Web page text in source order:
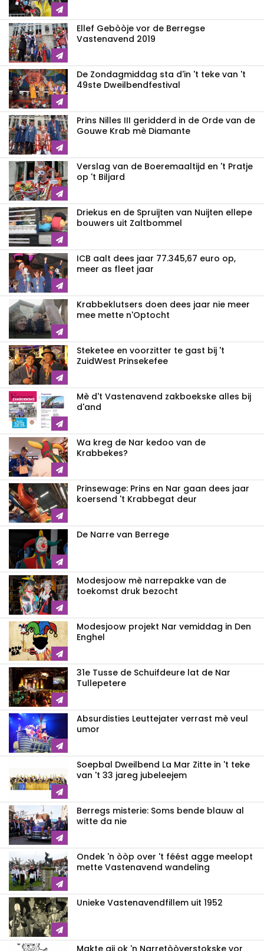
Ellef Gebòòje vor de Berregse
Vastenavend 2019
De Zondagmiddag sta d'in 't teke van 't
49ste Dweilbendfestival
Prins Nilles III geridderd in de Orde van de
Gouwe Krab mè Diamante
Verslag van de Boeremaaltijd en 't Pratje
op 't Biljard
Driekus en de Spruijten van Nuijten ellepe
bouwers uit Zaltbommel
ICB aalt dees jaar 77.345,67 euro op,
meer as fleet jaar
Krabbeklutsers doen dees jaar nie meer
mee mette n'Optocht
Steketee en voorzitter te gast bij 't
ZuidWest Prinsekefee
Mè d't Vastenavend zakboekske alles bij
d'and
Wa kreg de Nar kedoo van de
Krabbekes?
Prinsewage: Prins en Nar gaan dees jaar
koersend 't Krabbegat deur
De Narre van Berrege
Modesjoow mè narrepakke van de
toekomst druk bezocht
Modesjoow projekt Nar vemiddag in Den
Enghel
31e Tusse de Schuifdeure lat de Nar
Tullepetere
Absurdisties Leuttejater verrast mè veul
umor
Soepbal Dweilbend La Mar Zitte in 't teke
van 't 33 jareg jubeleejem
Berregs misterie: Soms bende blauw al
witte da nie
Ondek 'n òòp over 't féést agge meelopt
mette Vastenavend wandeling
Unieke Vastenavendfillem uit 1952